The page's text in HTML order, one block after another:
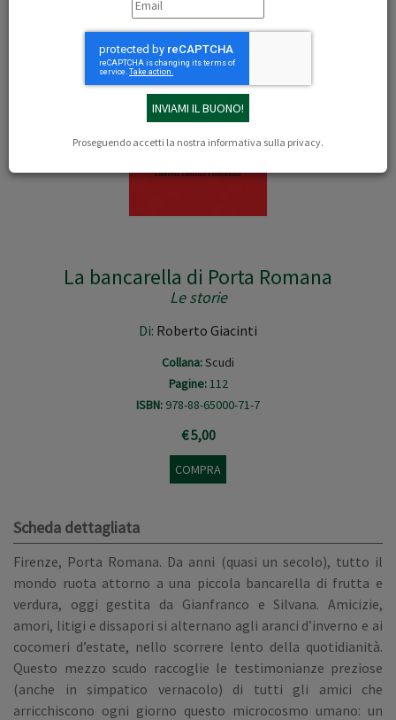
Proseguendo accetti la nostra informativa sulla privacy.
La bancarella di Porta Romana
Le storie
Di: Roberto Giacinti
Collana:Scudi
Pagine:112
ISBN: 978-88-65000-71-7
€ 5,00
COMPRA
Scheda dettagliata
Firenze, Porta Romana. Da anni (quasi un secolo), tutto il
mondo ruota attorno a una piccola bancarella di frutta e
verdura, oggi gestita da Gianfranco e Silvana. Amicizie,
amori, litigi e dissapori si alternano agli aranci d’inverno e ai
cocomeri d’estate, nello scorrere lento della quotidianità.
Questo mezzo scudo raccoglie le testimonianze preziose
(anche in simpatico vernacolo) di tutti gli amici che
arricchiscono ogni giorno questo microcosmo umano: un